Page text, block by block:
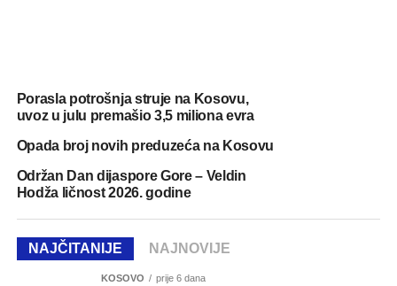
Porasla potrošnja struje na Kosovu,
uvoz u julu premašio 3,5 miliona evra
Opada broj novih preduzeća na Kosovu
Održan Dan dijaspore Gore – Veldin
Hodža ličnost 2026. godine
NAJČITANIJE NAJNOVIJE
KOSOVO prije 6 dana